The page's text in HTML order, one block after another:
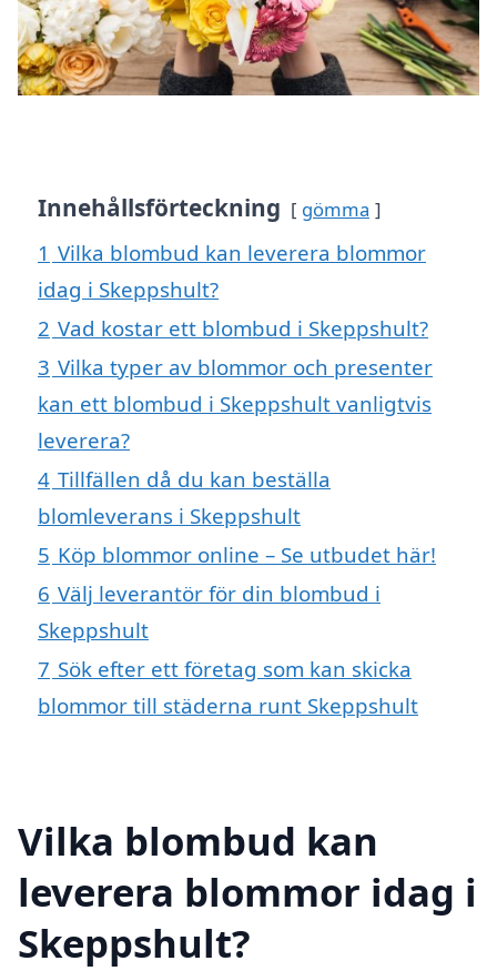
Innehållsförteckning gömma
1 Vilka blombud kan leverera blommor
idag i Skeppshult?
2 Vad kostar ett blombud i Skeppshult?
3 Vilka typer av blommor och presenter
kan ett blombud i Skeppshult vanligtvis
leverera?
4 Tillfällen då du kan beställa
blomleverans i Skeppshult
5 Köp blommor online – Se utbudet här!
6 Välj leverantör för din blombud i
Skeppshult
7 Sök efter ett företag som kan skicka
blommor till städerna runt Skeppshult
Vilka blombud kan
leverera blommor idag i
Skeppshult?